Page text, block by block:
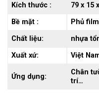
Kích thước :
79 x 15
Bề mặt :
Phủ
Chất liệu:
nhựa
Xuất xứ:
Việt
Ứng dụng:
Chân
trí…